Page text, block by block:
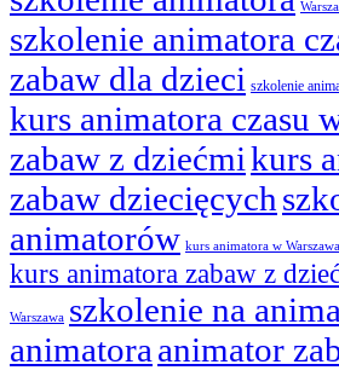
szkolenie animatora
zabaw dla dzieci szkolenie
kurs animatora czasu
zabaw z dziećmikurs
zabaw dziecięcych
animatorów kurs animatora w Warszawa
kurs animatora zabaw z
Warszawa szkolenie na
animatoraanimator